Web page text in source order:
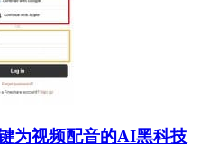
为视频配音的AI黑科技